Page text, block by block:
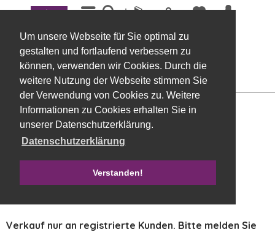
Um unsere Webseite für Sie optimal zu
gestalten und fortlaufend verbessern zu
können, verwenden wir Cookies. Durch die
weitere Nutzung der Webseite stimmen Sie
der Verwendung von Cookies zu. Weitere
Informationen zu Cookies erhalten Sie in
unserer Datenschutzerklärung.
Datenschutzerklärung
Verstanden!
Menü
Übersicht Stecker
Teelicht Stecker, Metall, 4 St. 4cm, silber
Verkauf nur an registrierte Kunden. Bitte melden Sie